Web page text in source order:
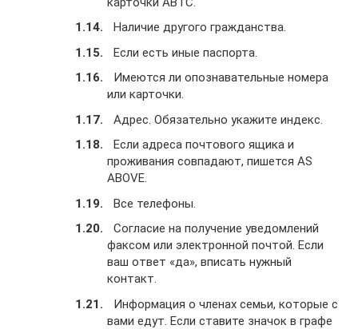
Наличие другого гражданства.
Если есть иные паспорта.
Имеются ли опознавательные номера
или карточки.
Адрес. Обязательно укажите индекс.
Если адреса почтового ящика и
проживания совпадают, пишется AS
ABOVE.
Все телефоны.
Согласие на получение уведомлений
факсом или электронной почтой. Если
ваш ответ «да», вписать нужный
контакт.
Информация о членах семьи, которые с
вами едут. Если ставите значок в графе